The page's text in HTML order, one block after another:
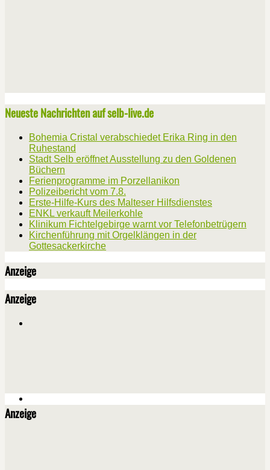
Neueste Nachrichten auf selb-live.de
Bohemia Cristal verabschiedet Erika Ring in den
Ruhestand
Stadt Selb eröffnet Ausstellung zu den Goldenen
Büchern
Ferienprogramme im Porzellanikon
Polizeibericht vom 7.8.
Erste-Hilfe-Kurs des Malteser Hilfsdienstes
ENKL verkauft Meilerkohle
Klinikum Fichtelgebirge warnt vor Telefonbetrügern
Kirchenführung mit Orgelklängen in der
Gottesackerkirche
Anzeige
Anzeige
Anzeige